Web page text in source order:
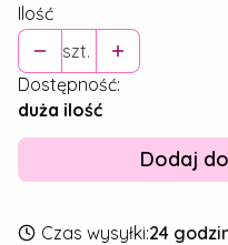
Ilość
szt.
Dostępność:
duża ilość
Dodaj
Czas wysyłki:24